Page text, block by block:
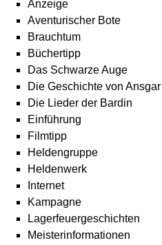
Anzeige
Aventurischer Bote
Brauchtum
Büchertipp
Das Schwarze Auge
Die Geschichte von Ansgar
Die Lieder der Bardin
Einführung
Filmtipp
Heldengruppe
Heldenwerk
Internet
Kampagne
Lagerfeuergeschichten
Meisterinformationen